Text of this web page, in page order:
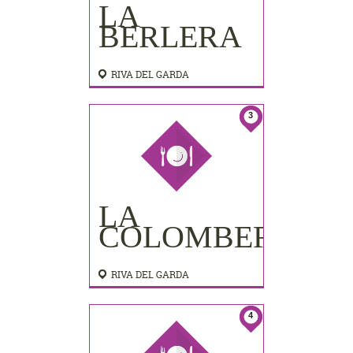
LA
BERLERA
RIVA DEL GARDA
3
LA
COLOMBERA
RIVA DEL GARDA
4